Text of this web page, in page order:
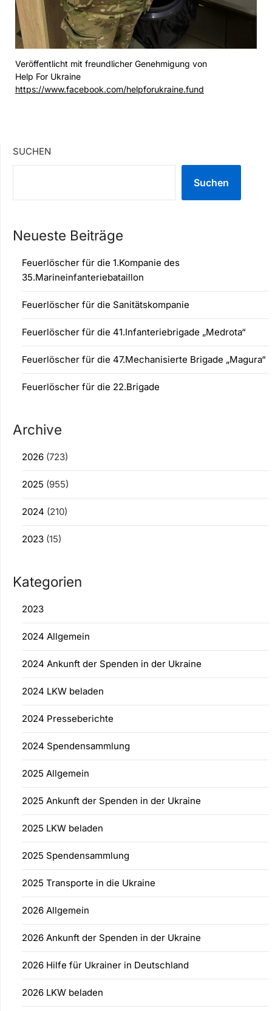
Veröffentlicht mit freundlicher Genehmigung von
Help For Ukraine
https://www.facebook.com/helpforukraine.fund
SUCHEN
Suchen
Neueste Beiträge
Feuerlöscher für die 1.Kompanie des
35.Marineinfanteriebataillon
Feuerlöscher für die Sanitätskompanie
Feuerlöscher für die 41.Infanteriebrigade „Medrota“
Feuerlöscher für die 47.Mechanisierte Brigade „Magura“
Feuerlöscher für die 22.Brigade
Archive
2026 (723)
2025 (955)
2024 (210)
2023 (15)
Kategorien
2023
2024 Allgemein
2024 Ankunft der Spenden in der Ukraine
2024 LKW beladen
2024 Presseberichte
2024 Spendensammlung
2025 Allgemein
2025 Ankunft der Spenden in der Ukraine
2025 LKW beladen
2025 Spendensammlung
2025 Transporte in die Ukraine
2026 Allgemein
2026 Ankunft der Spenden in der Ukraine
2026 Hilfe für Ukrainer in Deutschland
2026 LKW beladen